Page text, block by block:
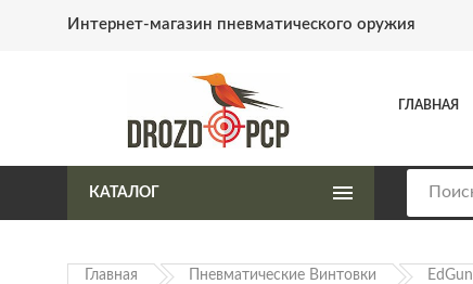
Интернет-магазин пневматического оружия
ГЛАВНАЯ
КАТАЛОГ
Главная Пневматические Винтовки EdGun